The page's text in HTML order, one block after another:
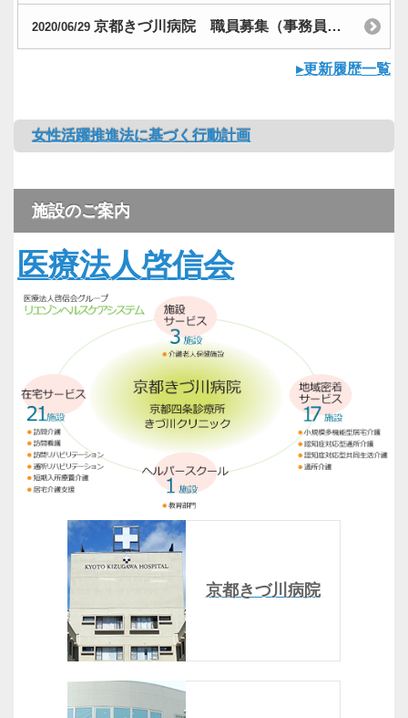
2020/06/29 京都きづ川病院 職員募集（事務員）を更新
▸更新履歴一覧
女性活躍推進法に基づく行動計画
施設のご案内
医療法人啓信会
京都きづ川病院